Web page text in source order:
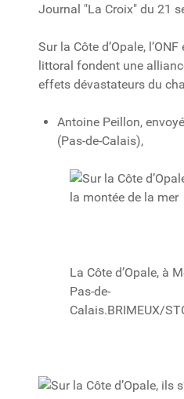
Journal "La Croix" du 21
Sur la Côte d’Opale,
littoral fondent une
effets dévastateurs du
Antoine Peillon,
(Pas-de-Calais),
La Côte d’Opale, à
Pas-de-
Calais.BRIMEUX/